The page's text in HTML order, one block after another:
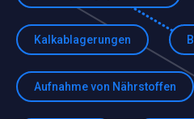
Kalkablagerungen
Aufnahme von Nährstoffen